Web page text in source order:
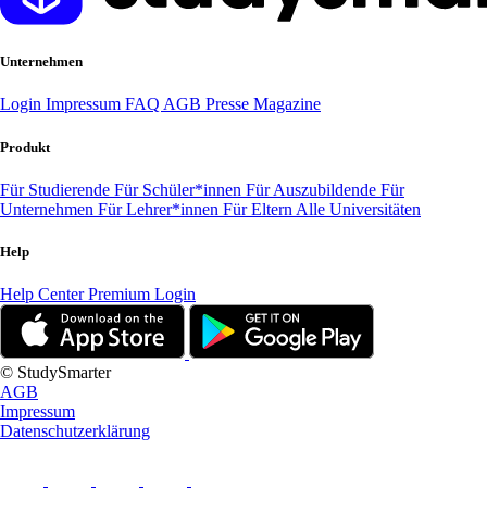
Unternehmen
Login Impressum FAQ AGB Presse Magazine
Produkt
Für Studierende Für Schüler*innen Für Auszubildende Für
Unternehmen Für Lehrer*innen Für Eltern Alle Universitäten
Help
Help CenterPremium Login
© StudySmarter
AGB
Impressum
Datenschutzerklärung